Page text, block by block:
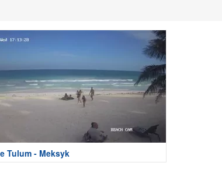
Tulum - Meksyk